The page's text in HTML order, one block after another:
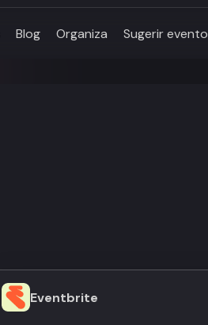
Blog Organiza Sugerir evento
Eventbrite